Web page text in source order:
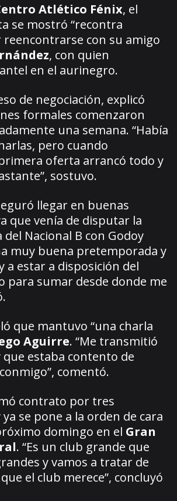
Atlético Fénix, el
se mostró “recontra
con su amigo
, con quien
en el aurinegro.
de negociación, explicó
formales comenzaron
una semana. “Había
pero cuando
oferta arrancó todo y
sostuvo.
llegar en buenas
que venía de disputar la
Nacional B con Godoy
muy buena pretemporada y
a estar a disposición del
para sumar desde donde me
que mantuvo “una charla
Aguirre. “Me transmitió
estaba contento de
comentó.
contrato por tres
se pone a la orden de cara
domingo en el Gran
. “Es un club grande que
y vamos a tratar de
el club merece”, concluyó